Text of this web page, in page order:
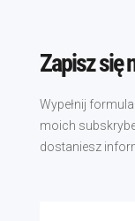
Zapisz się
Wypełnij
moich
dostaniesz